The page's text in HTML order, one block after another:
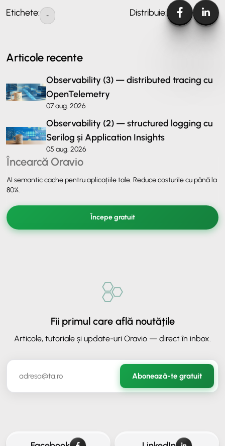
Etichete: - Distribuie:
Articole recente
Observability (3) — distributed tracing cu
OpenTelemetry
07 aug. 2026
Observability (2) — structured logging cu
Serilog și Application Insights
05 aug. 2026
Încearcă Oravio
AI semantic cache pentru aplicațiile tale. Reduce costurile cu până la
80%.
Începe gratuit
Fii primul care află noutățile
Articole, tutoriale și update-uri Oravio — direct în inbox.
Abonează-te gratuit
ORAVIO - Asistent AI
Lasă-ne adresa ta de email ca să continui conversația.